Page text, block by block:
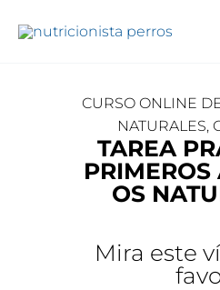
CURSO ONLINE
NATURALES,
TAREA
OS
Mira este